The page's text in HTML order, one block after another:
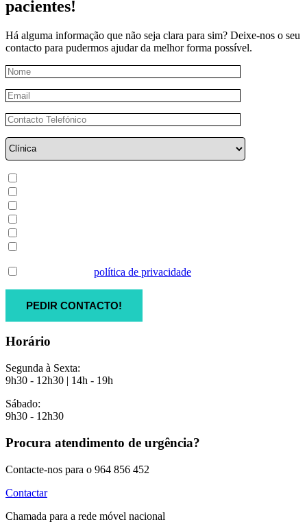
pacientes!
Há alguma informação que não seja clara para sim? Deixe-nos o seu
contacto para pudermos ajudar da melhor forma possível.
política de privacidade
Horário
Segunda à Sexta:
9h30 - 12h30 | 14h - 19h
Sábado:
9h30 - 12h30
Procura atendimento de urgência?
Contacte-nos para o 964 856 452
Contactar
Chamada para a rede móvel nacional